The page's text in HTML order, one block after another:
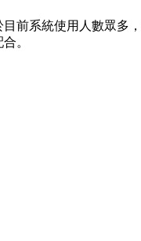
前系統使用人數眾多
。